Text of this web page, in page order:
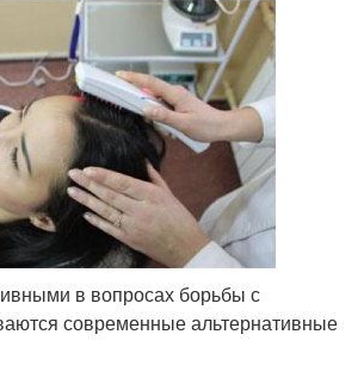
в вопросах борьбы с
современные альтернативные